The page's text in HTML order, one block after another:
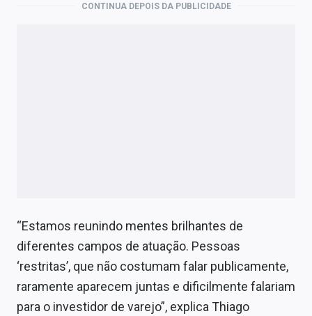
CONTINUA DEPOIS DA PUBLICIDADE
“Estamos reunindo mentes brilhantes de
diferentes campos de atuação. Pessoas
‘restritas’, que não costumam falar publicamente,
raramente aparecem juntas e dificilmente falariam
para o investidor de varejo”, explica Thiago